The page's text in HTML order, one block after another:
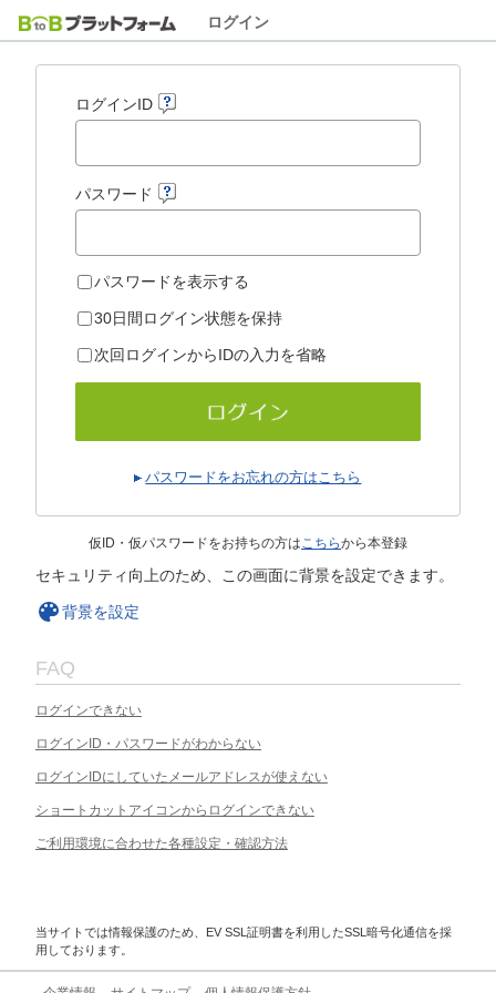
ログイン
ログインID
パスワード
パスワードを表示する
30日間ログイン状態を保持
次回ログインからIDの入力を省略
パスワードをお忘れの方はこちら
仮ID・仮パスワードをお持ちの方はこちらから本登録
セキュリティ向上のため、この画面に背景を設定できます。
背景を設定
FAQ
ログインできない
ログインID・パスワードがわからない
ログインIDにしていたメールアドレスが使えない
ショートカットアイコンからログインできない
ご利用環境に合わせた各種設定・確認方法
当サイトでは情報保護のため、EV SSL証明書を利用したSSL暗号化通信を採
用しております。